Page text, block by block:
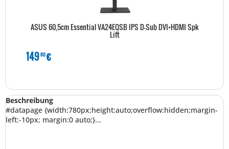
ASUS 60,5cm Essential VA24EQSB IPS D-Sub DVI+HDMI Spk
Lift
14980€
Beschreibung
#datapage {width:780px;height:auto;overflow:hidden;margin-
left:-10px; margin:0 auto;}...